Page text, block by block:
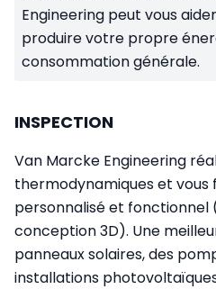
Engineering peut vous
produire votre propre
consommation générale.
INSPECTION
Van Marcke Engineering
thermodynamiques et vous
personnalisé et fonctionnel
conception 3D). Une
panneaux solaires, des
installations